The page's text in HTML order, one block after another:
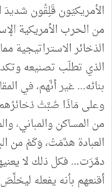
الأمريكيّون قَلِقُون
من الحرب الأمريكية
الذخائر الاستراتيجية
الذي تطلّب تصنيعه
بنائه... غير أنَّهم، في
وعلى مَاذَا صُبَّتْ
من المساكن والمباني،
العبادة هدَّمَتْ، وَكَمْ من
دمَّرَت... فكل ذلك لا
أقنعهم بأنه يفعله